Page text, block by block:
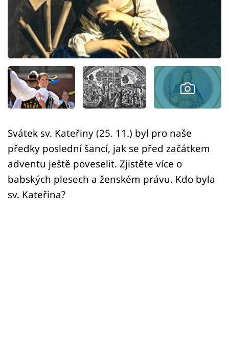
Přihlášení
Sledujte nás
Svátek sv. Kateřiny (25. 11.) byl pro naše
předky poslední šancí, jak se před začátkem
adventu ještě poveselit. Zjistěte více o
babských plesech a ženském právu. Kdo byla
sv. Kateřina?